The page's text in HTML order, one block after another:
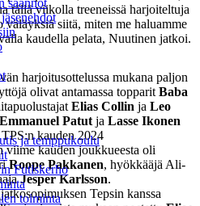
säännöt
ja temppukoulu
Futiskerho
toiminta
tällä viikolla treeneissä harjoiteltuja
väläyksiä siitä, miten me haluamme
kaudella pelata, Nuutinen jatkoi.
harjoitusottelussa mukana paljon
olivat antamassa topparit Baba
Elias Collin ja Leo
Emmanuel Patut ja Lasse Ikonen
kauden 2024
viime kauden joukkueesta oli
Roope Pakkanen, hyökkääjä Ali-
Jesper Karlsson.
Tepsin kanssa